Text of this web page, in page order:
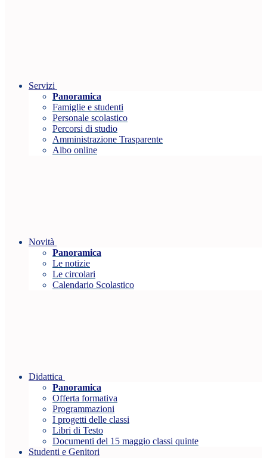
Servizi
Panoramica
Famiglie e studenti
Personale scolastico
Percorsi di studio
Amministrazione Trasparente
Albo online
Novità
Panoramica
Le notizie
Le circolari
Calendario Scolastico
Didattica
Panoramica
Offerta formativa
Programmazioni
I progetti delle classi
Libri di Testo
Documenti del 15 maggio classi quinte
Studenti e Genitori